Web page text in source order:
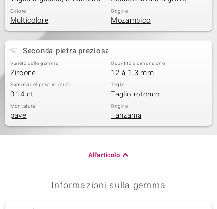
Colore
Multicolore
Origine
Mozambico
Seconda pietra preziosa
Varietà delle gemme
Zircone
Quantità e dimensione
12 à 1,3 mm
Somma del peso in carati
0,14 ct
Taglio
Taglio rotondo
Montatura
pavé
Origine
Tanzania
All'articolo
Informazioni sulla gemma